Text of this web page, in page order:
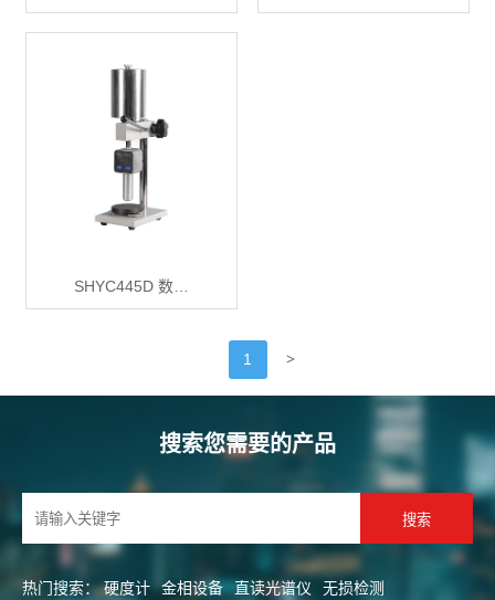
SHYC445D 数…
1 >
搜索您需要的产品
热门搜索： 硬度计 金相设备 直读光谱仪 无损检测